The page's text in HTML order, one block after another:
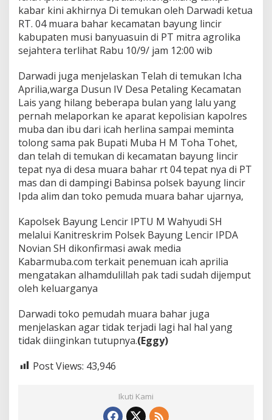
a
D
i
t
e
u
k
n
d
i
B
y
u
n
g
n
c
i
r
kabar kini akhirnya Di temukan oleh Darwadi ketua
RT. 04 muara bahar kecamatan bayung lincir
kabupaten musi banyuasuin di PT mitra agrolika
sejahtera terlihat Rabu 10/9/ jam 12:00 wib
Darwadi juga menjelaskan Telah di temukan Icha
Aprilia,warga Dusun IV Desa Petaling Kecamatan
Lais yang hilang beberapa bulan yang lalu yang
pernah melaporkan ke aparat kepolisian kapolres
muba dan ibu dari icah herlina sampai meminta
tolong sama pak Bupati Muba H M Toha Tohet,
dan telah di temukan di kecamatan bayung lincir
tepat nya di desa muara bahar rt 04 tepat nya di PT
mas dan di dampingi Babinsa polsek bayung lincir
Ipda alim dan toko pemuda muara bahar ujarnya,
Kapolsek Bayung Lencir IPTU M Wahyudi SH
melalui Kanitreskrim Polsek Bayung Lencir IPDA
Novian SH dikonfirmasi awak media
Kabarmuba.com terkait penemuan icah aprilia
mengatakan alhamdulillah pak tadi sudah dijemput
oleh keluarganya
Darwadi toko pemudah muara bahar juga
menjelaskan agar tidak terjadi lagi hal hal yang
tidak diinginkan tutupnya.(Eggy)
Post Views: 43,946
Ikuti Kami